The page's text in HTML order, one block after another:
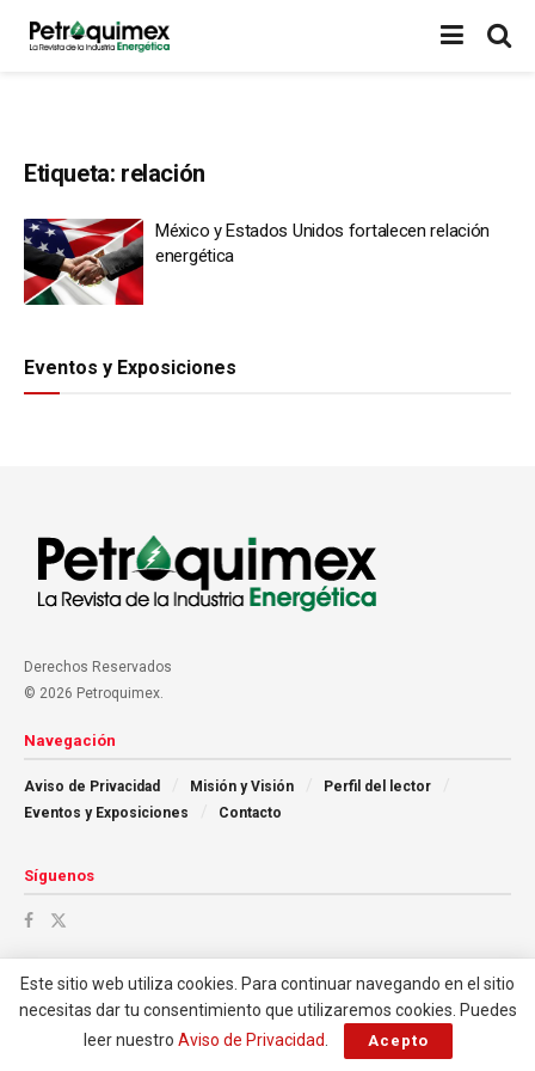
Etiqueta: relación
México y Estados Unidos fortalecen relación
energética
Eventos y Exposiciones
Derechos Reservados
© 2026 Petroquimex.
Navegación
Aviso de Privacidad Misión y Visión
Perfil del lector
Eventos y Exposiciones
Contacto
Síguenos
Este sitio web utiliza cookies. Para continuar navegando en el sitio
necesitas dar tu consentimiento que utilizaremos cookies. Puedes
leer nuestro Aviso de Privacidad Acepto